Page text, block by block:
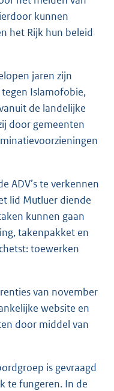
kunnen
het Rijk hun beleid
jaren zijn
tegen Islamofobie,
de landelijke
door gemeenten
ADV’s te verkennen
lid Mutluer diende
kunnen gaan
takenpakket en
toewerken
van november
website en
door middel van
is gevraagd
te fungeren. In de